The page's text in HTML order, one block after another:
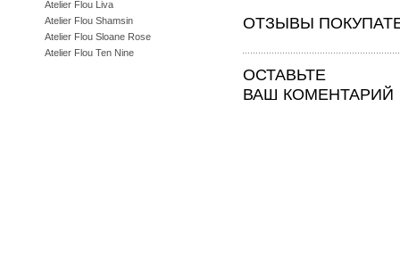
ОТЗЫВЫ
ОСТАВЬТЕ
ВАШ КОМЕНТАРИЙ
Atelier Flou Liva
Atelier Flou Shamsin
Atelier Flou Sloane Rose
Atelier Flou Ten Nine